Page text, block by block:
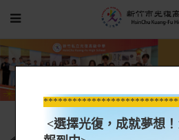
<選擇光復，成就夢想